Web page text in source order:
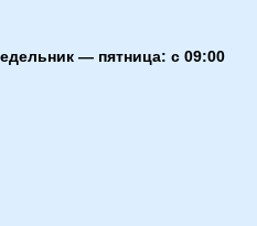
— пятница: с 09:00